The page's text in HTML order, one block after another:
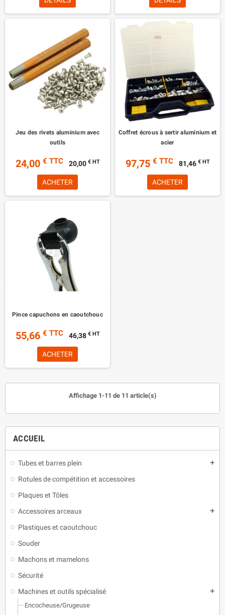
ACCUEIL
Tubes et barres plein add
Rotules de compétition et accessoires
Plaques et Tôles
Accessoires arceaux
add
Plastiques et caoutchouc
Souder
Machons et mamelons
Sécurité
Machines et outils spécialisé
add
Encocheuse/Grugeuse
Jeu des rivets aluminium avec
outils
24,00 € TTC 20,00 € HT
ACHETER
Coffret écrous à sertir aluminium et
acier
97,75 € TTC 81,46 € HT
ACHETER
Pince capuchons en caoutchouc
55,66 € TTC 46,38 € HT
ACHETER
Affichage 1-11 de 11 article(s)